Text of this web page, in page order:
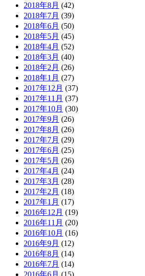
2018年8月 (42)
2018年7月 (39)
2018年6月 (50)
2018年5月 (45)
2018年4月 (52)
2018年3月 (40)
2018年2月 (26)
2018年1月 (27)
2017年12月 (37)
2017年11月 (37)
2017年10月 (30)
2017年9月 (26)
2017年8月 (26)
2017年7月 (29)
2017年6月 (25)
2017年5月 (26)
2017年4月 (24)
2017年3月 (28)
2017年2月 (18)
2017年1月 (17)
2016年12月 (19)
2016年11月 (20)
2016年10月 (16)
2016年9月 (12)
2016年8月 (14)
2016年7月 (14)